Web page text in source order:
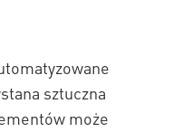
sztuczna
może